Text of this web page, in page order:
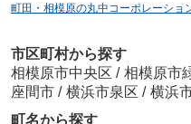
町田・相模原の丸中コーポレーショ
市区町村から探す
相模原市中央区 / 相模原市
座間市 / 横浜市泉区 / 横浜
町名から探す